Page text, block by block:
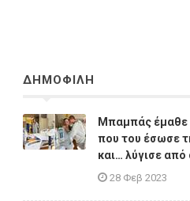
ΔΗΜΟΦΙΛΗ
Μπαμπάς έμαθε
που του έσωσε
και… λύγισε από
28 Φεβ 2023